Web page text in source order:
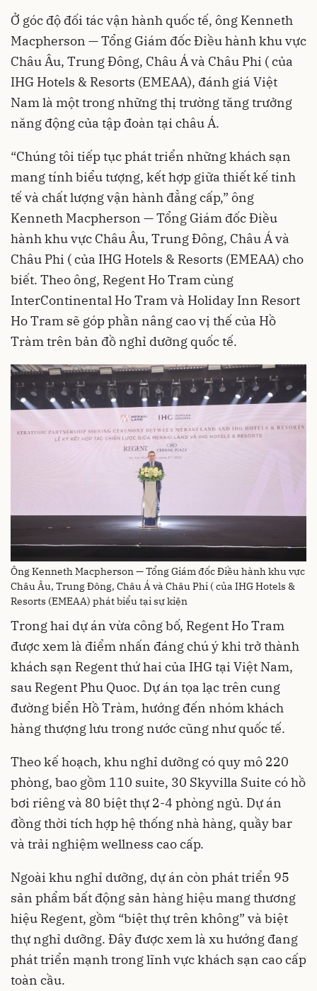
Ở góc độ đối tác vận hành quốc tế, ông Kenneth
Macpherson — Tổng Giám đốc Điều hành khu vực
Châu Âu, Trung Đông, Châu Á và Châu Phi ( của
IHG Hotels & Resorts (EMEAA), đánh giá Việt
Nam là một trong những thị trường tăng trưởng
năng động của tập đoàn tại châu Á.
“Chúng tôi tiếp tục phát triển những khách sạn
mang tính biểu tượng, kết hợp giữa thiết kế tinh
tế và chất lượng vận hành đẳng cấp,” ông
Kenneth Macpherson — Tổng Giám đốc Điều
hành khu vực Châu Âu, Trung Đông, Châu Á và
Châu Phi ( của IHG Hotels & Resorts (EMEAA) cho
biết. Theo ông, Regent Ho Tram cùng
InterContinental Ho Tram và Holiday Inn Resort
Ho Tram sẽ góp phần nâng cao vị thế của Hồ
Tràm trên bản đồ nghỉ dưỡng quốc tế.
Ông Kenneth Macpherson — Tổng Giám đốc Điều hành khu vực
Châu Âu, Trung Đông, Châu Á và Châu Phi ( của IHG Hotels &
Resorts (EMEAA) phát biểu tại sự kiện
Trong hai dự án vừa công bố, Regent Ho Tram
được xem là điểm nhấn đáng chú ý khi trở thành
khách sạn Regent thứ hai của IHG tại Việt Nam,
sau Regent Phu Quoc. Dự án tọa lạc trên cung
đường biển Hồ Tràm, hướng đến nhóm khách
hàng thượng lưu trong nước cũng như quốc tế.
Theo kế hoạch, khu nghỉ dưỡng có quy mô 220
phòng, bao gồm 110 suite, 30 Skyvilla Suite có hồ
bơi riêng và 80 biệt thự 2-4 phòng ngủ. Dự án
đồng thời tích hợp hệ thống nhà hàng, quầy bar
và trải nghiệm wellness cao cấp.
Ngoài khu nghỉ dưỡng, dự án còn phát triển 95
sản phẩm bất động sản hàng hiệu mang thương
hiệu Regent, gồm “biệt thự trên không” và biệt
thự nghỉ dưỡng. Đây được xem là xu hướng đang
phát triển mạnh trong lĩnh vực khách sạn cao cấp
toàn cầu.